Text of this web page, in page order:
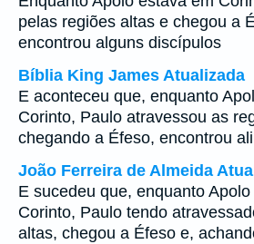
pelas regiões altas e chegou a
encontrou alguns discípulos
Bíblia King James Atualizada
E aconteceu que, enquanto
Corinto, Paulo atravessou as
chegando a Éfeso, encontrou
João Ferreira de Almeida
E sucedeu que, enquanto
Corinto, Paulo tendo
altas, chegou a Éfeso e,